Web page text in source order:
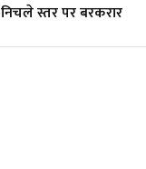
स्तर पर बरकरार